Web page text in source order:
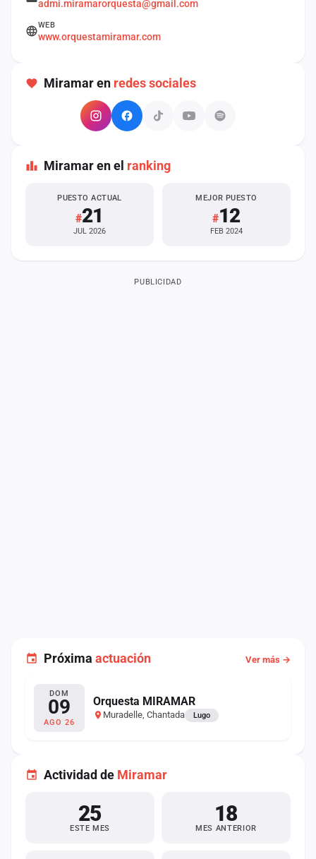
Próxima actuación Ver más →
DOM
09
AGO 26
Orquesta MIRAMAR
Muradelle, Chantada Lugo
Actividad de Miramar
25
ESTE MES
18
MES ANTERIOR
admi.miramarorquesta@gmail.com
WEB
www.orquestamiramar.com
Miramar en redes sociales
Miramar en el ranking
PUESTO ACTUAL
#21
JUL 2026
MEJOR PUESTO
#12
FEB 2024
PUBLICIDAD
cuenta
Administración